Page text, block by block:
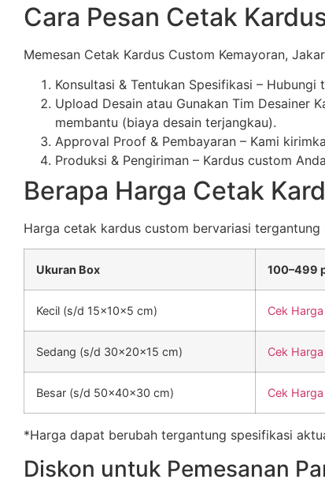
Cara Pesan Cetak
Memesan Cetak Kardus Custom Kemayoran,
Konsultasi & Tentukan Spesifikasi –
Upload Desain atau Gunakan Tim Desainer
membantu (biaya desain terjangkau).
Approval Proof & Pembayaran – Kami
Produksi & Pengiriman – Kardus custom
Berapa Harga Cetak
Harga cetak kardus custom bervariasi
Ukuran Box 100–499
Kecil (s/d 15x10x5 cm) Cek Harga
Sedang (s/d 30x20x15 cm) Cek Harga
Besar (s/d 50x40x30 cm) Cek Harga
*Harga dapat berubah tergantung spesifikasi
Diskon untuk Pemesanan